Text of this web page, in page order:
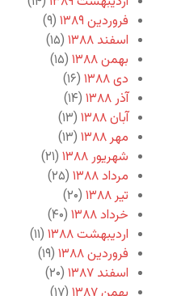
فروردین ۱۳۸۹
(۹)
اسفند ۱۳۸۸
(۱۵)
بهمن ۱۳۸۸
(۱۵)
دی ۱۳۸۸
(۱۶)
آذر ۱۳۸۸
(۱۴)
آبان ۱۳۸۸
(۱۳)
مهر ۱۳۸۸
(۱۳)
شهریور ۱۳۸۸
(۲۱)
مرداد ۱۳۸۸
(۲۵)
تیر ۱۳۸۸
(۲۰)
خرداد ۱۳۸۸
(۴۰)
اردیبهشت ۱۳۸۸
(۱۱)
فروردین ۱۳۸۸
(۱۹)
اسفند ۱۳۸۷
(۲۰)